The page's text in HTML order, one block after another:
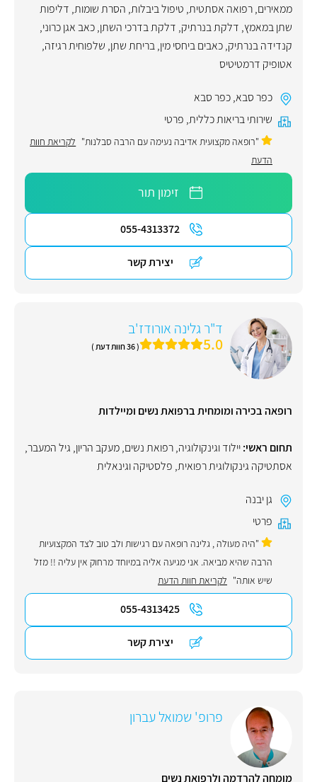
ממאירים,רפואה אסתטית, טיפול ביבלות, הסרת שומות, דליפות
שתן במאמץ, דלקת בנרתיק, דלקת בדרכי השתן,כאב אגן כרוני,
קנדידה בנרתיק,כאבים ביחסי מין,בריחת שתן, שלפוחית רגיזה,
אטופיק דרמטיטיס
כפר סבא,כפר סבא
שירותי בריאות כללית, פרטי
"רופאה מקצועית אדיבה נעימה עם הרבה סבלנות" לקריאת חוות
הדעת
זימון תור
055-4313372
יצירת קשר
ד"ר גלינה אורודז'ב
5.0 ( 36 חוות דעת )
רופאה בכירה ומומחית ברפואת נשים ומיילדות
תחום ראשי:יילוד וגינקולוגיה, רפואת נשים,מעקב הריון, גיל המעבר,
אסתטיקה גינקולוגית רפואית, פלסטיקה וגינאלית
גן יבנה
פרטי
"היה מעולה , גלינה רופאה עם רגישות ולב טוב לצד המקצועיות
הרבה שהיא מביאה. אני מגיעה אליה במיוחד מרחוק אין עליה !! מזל
שיש אותה" לקריאת חוות הדעת
055-4313425
יצירת קשר
פרופ' שמואל עברון
מומחה להרדמה ולרפואת נשים